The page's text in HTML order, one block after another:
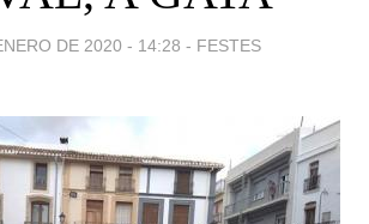
DE 2020 - 14:28 - FESTES